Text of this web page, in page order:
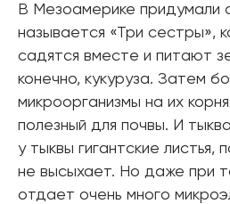
В Мезоамерике придумали
называется «Три сестры»,
садятся вместе и питают
конечно, кукуруза. Затем
микроорганизмы на их
полезный для почвы. И
у тыквы гигантские листья,
не высыхает. Но даже при
отдает очень много